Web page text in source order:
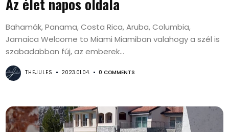
Az élet napos oldala
Bahamák, Panama, Costa Rica, Aruba, Columbia,
Jamaica Welcome to Miami Miamiban valahogy a szél is
szabadabban fúj, az emberek...
THEJULES 2023.01.04. 0 COMMENTS